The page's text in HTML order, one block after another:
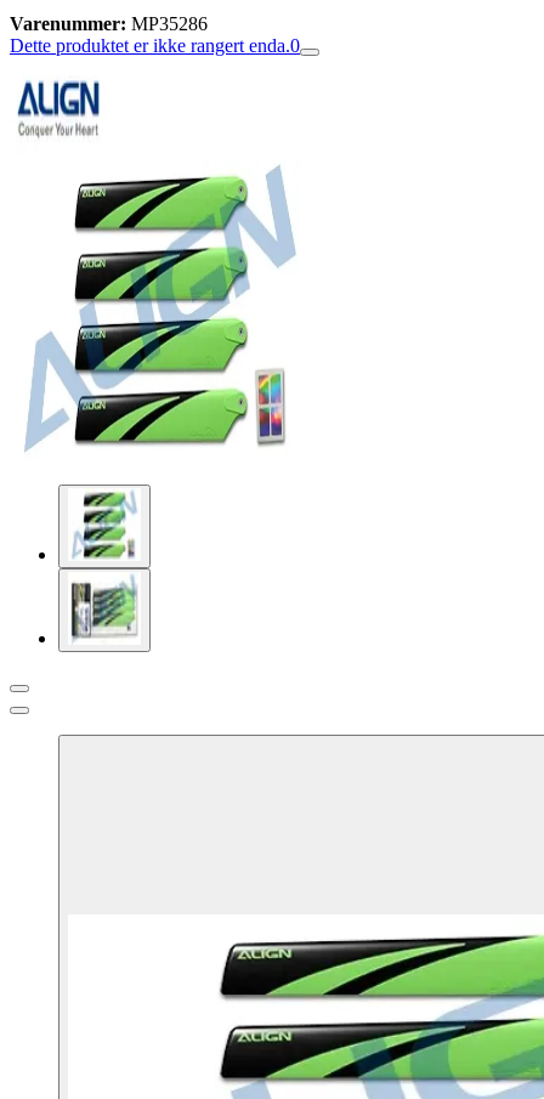
Varenummer: MP35286
Dette produktet er ikke rangert enda.0